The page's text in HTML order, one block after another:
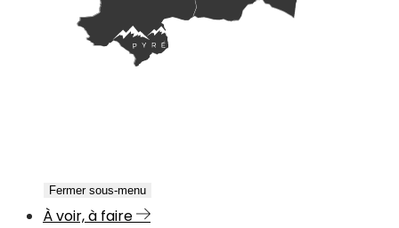
Fermer sous-menu
À voir, à faire